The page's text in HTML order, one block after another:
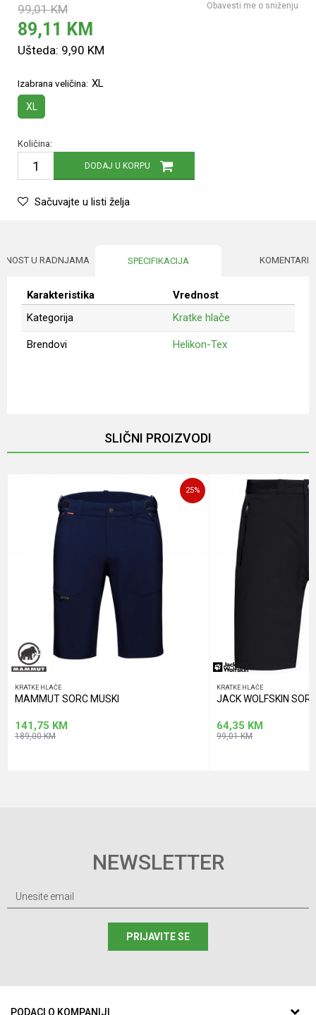
99,01 KM
89,11 KM
Ušteda: 9,90 KM
Obavesti me o sniženju
Izabrana veličina: XL
XL
Količina:
DODAJ U KORPU
Sačuvajte u listi želja
U RADNJAMA SPECIFIKACIJA KOMENTARI
Karakteristika
Vrednost
Kategorija
Kratke hlače
Brendovi Helikon-Tex
POŠALJI
SLIČNI PROIZVODI
25%
KRATKE HLAČE
MAMMUT SORC MUSKI
141,75 KM
189,00KM
KRATKE HLAČE
JACK WOLFSKIN
64,35 KM
99,01KM
NEWSLETTER
PRIJAVITE SE
PODACI O KOMPANIJI